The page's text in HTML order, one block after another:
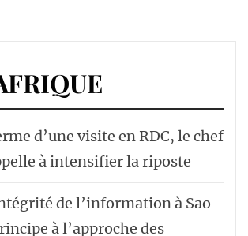
d’une visite en RDC, le chef
à intensifier la riposte
de l’information à Sao
à l’approche des